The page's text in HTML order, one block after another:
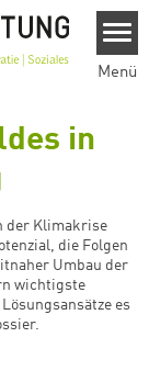
Menü
in
der Klimakrise
die Folgen
Umbau der
wichtigste
es